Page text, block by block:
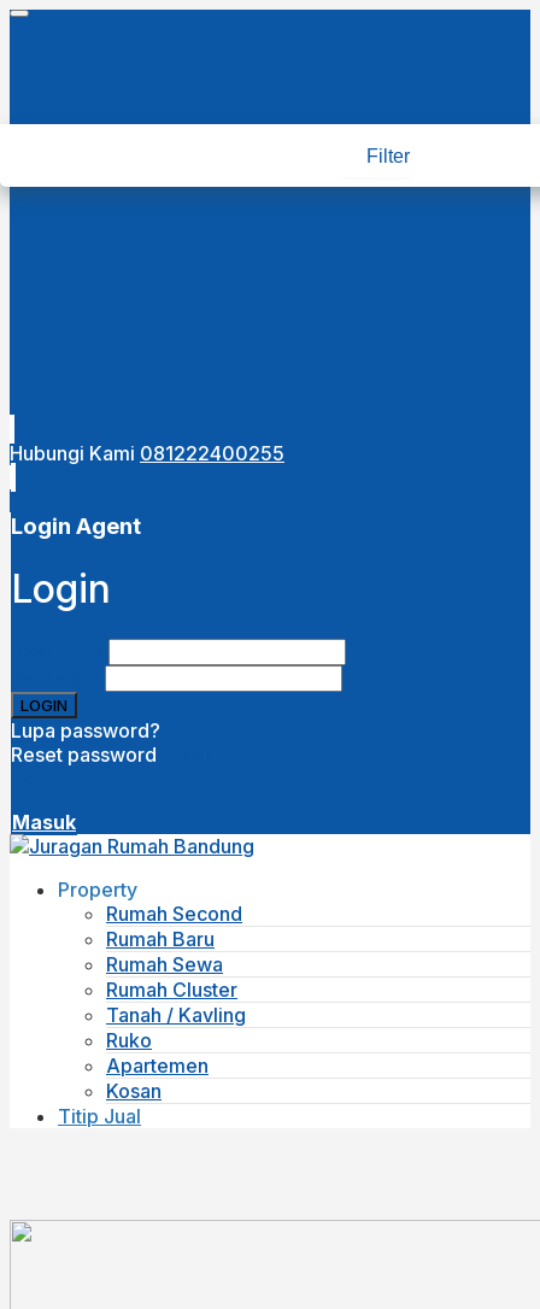
Hubungi Kami 081222400255
Login Agent
Login
Lupa password?
Reset password
Masuk
Property
Rumah Second
Rumah Baru
Rumah Sewa
Rumah Cluster
Tanah / Kavling
Ruko
Apartemen
Kosan
Titip Jual
Filter